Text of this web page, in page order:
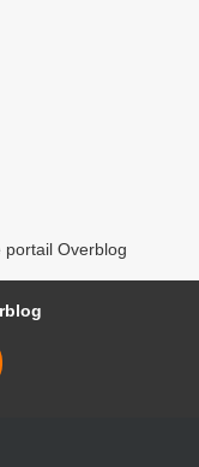
portail Overblog